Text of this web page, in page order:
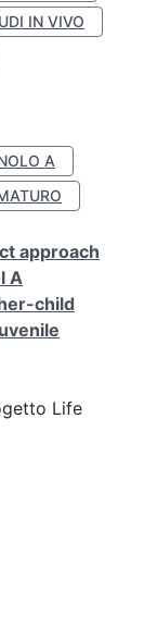
IN VIVO
A
approach
A
child
Life